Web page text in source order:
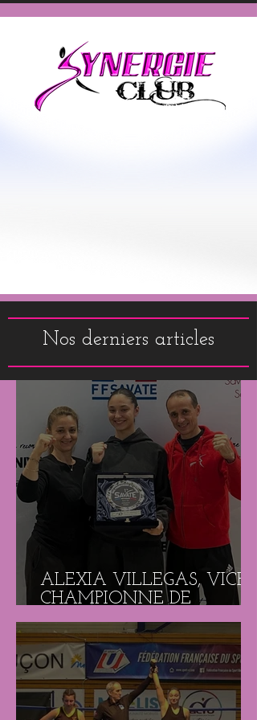
Nos derniers articles
ALEXIA VILLEGAS, VICE-
CHAMPIONNE DE
FRANCE DE SAVATE
BOXE FRANÇAISE !